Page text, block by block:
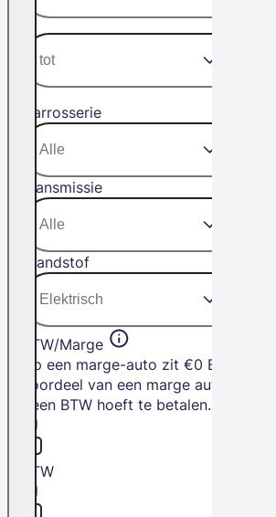
Carrosserie
Transmissie
Brandstof
BTW/Marge
Op een marge-auto zit €0 BTW. Het
voordeel van een marge auto is dat je
geen BTW hoeft te betalen.
BTW